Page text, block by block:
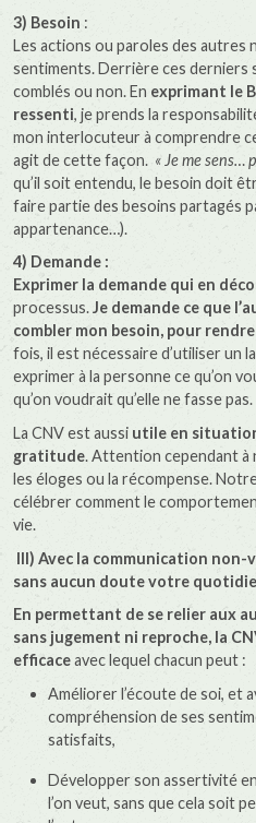
3) Besoin :
Les actions ou paroles des autres
sentiments. Derrière ces derniers
comblés ou non. En exprimant le
ressenti, je prends la
mon interlocuteur à comprendre
agit de cette façon. « Je me sens…
qu’il soit entendu, le besoin doit
faire partie des besoins partagés
appartenance…).
4) Demande :
Exprimer la demande qui en
processus.Je demande ce que
combler mon besoin, pour
fois, il est nécessaire d’utiliser un
exprimer à la personne ce qu’on
qu’on voudrait qu’elle ne fasse pas.
La CNV est aussi utile en
gratitude. Attention cependant à
les éloges ou la récompense.
célébrer comment le
vie.
III) Avec la communication
sans aucun doute votre
En permettant de se relier aux
sans jugement ni reproche, la
efficaceavec lequel chacun peut :
Améliorer l’écoute de soi, et
compréhension de ses
satisfaits,
Développer son assertivité
l’on veut, sans que cela soit